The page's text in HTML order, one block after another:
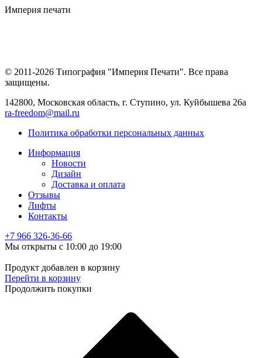
Империя печати
© 2011-2026 Типография "Империя Печати". Все права
защищены.
142800, Московская область, г. Ступино, ул. Куйбышева 26а
ra-freedom@mail.ru
Политика обработки персональных данных
Информация
Новости
Дизайн
Доставка и оплата
Отзывы
Лифты
Контакты
+7 966 326-36-66
Мы открыты с 10:00 до 19:00
Продукт добавлен в корзину
Перейти в корзину
Продолжить покупки